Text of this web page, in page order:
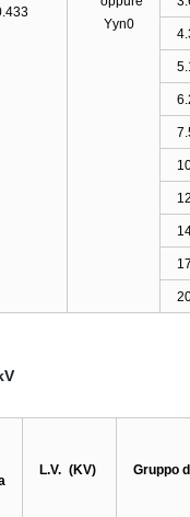
Yyn0
L.V. (KV) Gruppo